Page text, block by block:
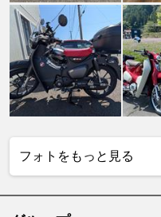
フォトをもっと見る